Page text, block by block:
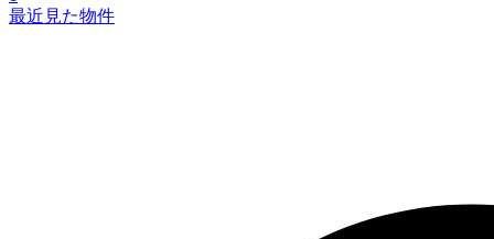
最近見た物件